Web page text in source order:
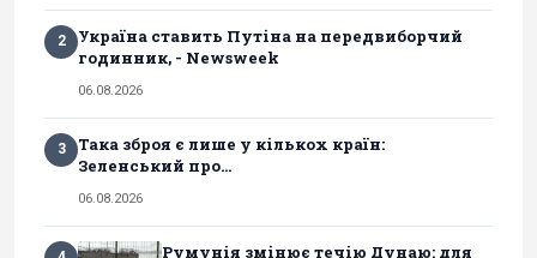
2
Україна ставить Путіна на передвиборчий
годинник, - Newsweek
06.08.2026
3
Така зброя є лише у кількох країн:
Зеленський про...
06.08.2026
Румунія змінює течію Дунаю: для